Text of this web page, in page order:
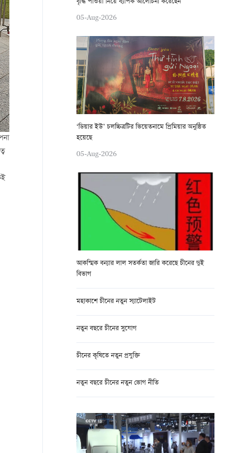
05-Aug-2026
‘ডিয়ার ইউ’ চলচ্চিত্রটির ভিয়েতনামে প্রিমিয়ার অনুষ্ঠিত
হয়েছে
05-Aug-2026
আকস্মিক বন্যার লাল সতর্কতা জারি করেছে চীনের দুই
বিভাগ
মহাকাশে চীনের নতুন স্যাটেলাইট
নতুন বছরে চীনের সুযোগ
চীনের কৃষিতে নতুন প্রযুক্তি
নতুন বছরে চীনের নতুন ভোগ নীতি